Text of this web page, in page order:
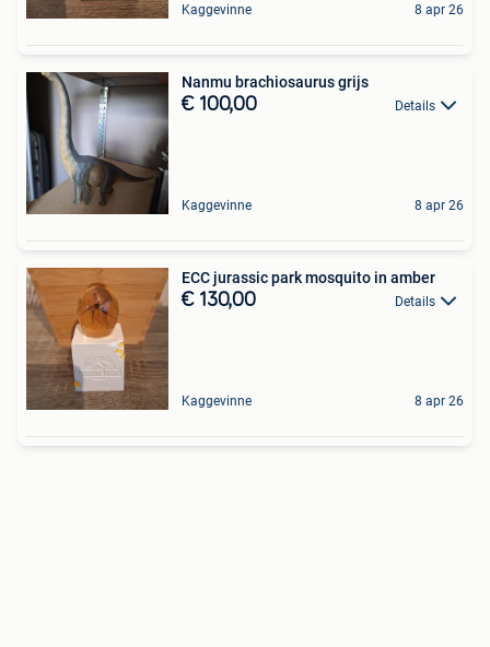
Kaggevinne 8 apr 26
Nanmu brachiosaurus grijs
€ 100,00 Details
Kaggevinne 8 apr 26
ECC jurassic park mosquito in amber
€ 130,00 Details
Kaggevinne 8 apr 26